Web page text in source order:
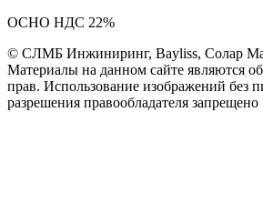
ОСНО НДС 22%
© СЛМБ Инжиниринг, Bayliss, Солар
Материалы на данном сайте являются
прав. Использование изображений без
разрешения правообладателя запрещено